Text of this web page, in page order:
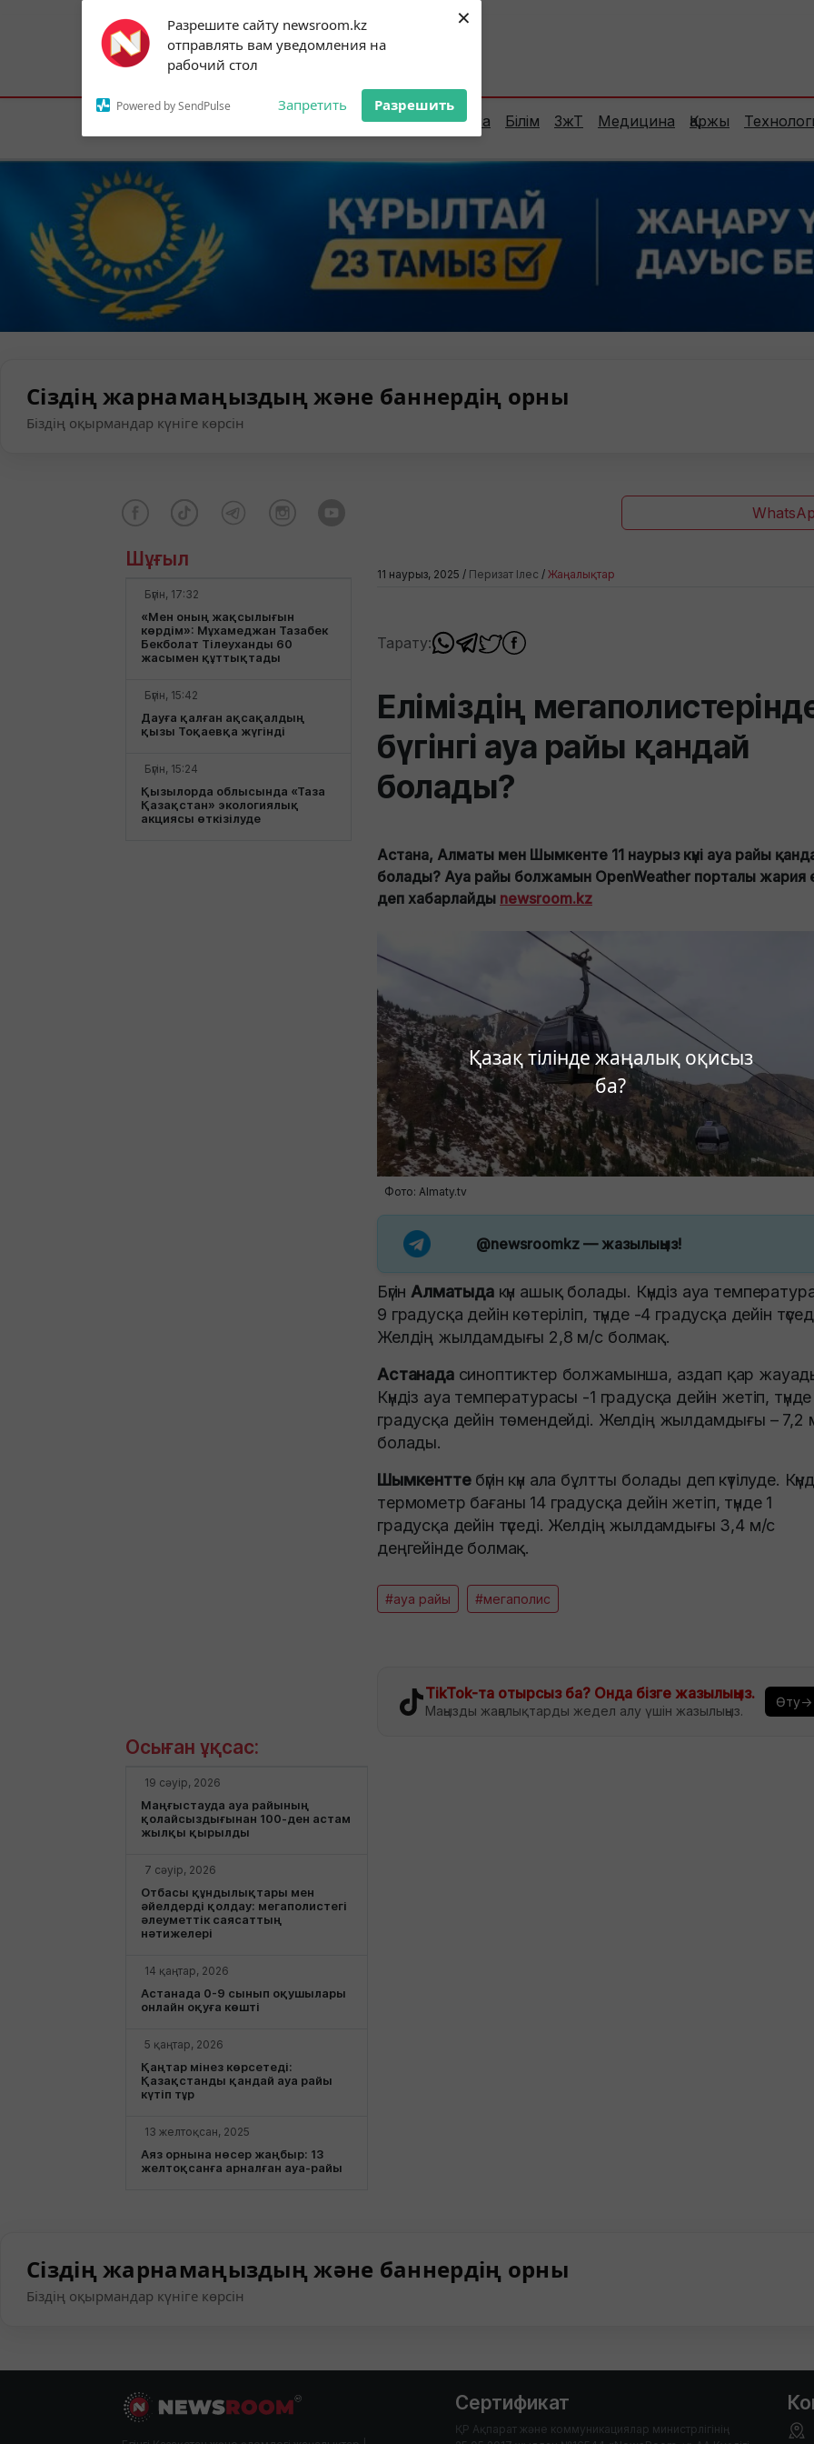
Разрешите сайту newsroom.kz
отправлять вам уведомления на
рабочий стол
Powered by SendPulse Запретить Разрешить
×
Қазақ тілінде жаңалық оқисыз
ба?
Subscribe to our
notifications!
To enable permission prompts, click on
the notification icon
Астана:19°C Алматы:25°C Шымкент:
Елорда Сараптама Білім ЗжТ Медицина Қаржы
Сіздің жарнамаңыздың және баннердің орны
Біздің оқырмандар күніге көрсін
Шұғыл
Бүгін, 17:32
«Мен оның жақсылығын
көрдім»: Мұхамеджан Тазабек
Бекболат Тілеуханды 60
жасымен құттықтады
Бүгін, 15:42
Дауға қалған ақсақалдың
қызы Тоқаевқа жүгінді
Бүгін, 15:24
Қызылорда облысында «Таза
Қазақстан» экологиялық
акциясы өткізілуде
11 наурыз, 2025 / Перизат Ілес / Жаңалықтар
Тарату:
Еліміздің
бүгінгі ауа райы қандай
болады?
Астана, Алматы мен Шымкенте 11 наурыз күні ауа райы
болады? Ауа райы болжамын OpenWeather порталы жария
деп хабарлайды newsroom.kz
Фото: Almaty.tv
@newsroomkz— жазылыңыз!
Бүгін Алматыдакүн ашық болады. Күндіз ауа
9 градусқа дейін көтеріліп, түнде -4 градусқа дейін
Желдің жылдамдығы 2,8 м/с болмақ.
Астанадасиноптиктер болжамынша, аздап қар
Күндіз ауа температурасы -1 градусқа дейін жетіп,
градусқа дейін төмендейді. Желдің жылдамдығы – 7,2
болады.
Шымкенттебүгін күн ала бұлтты болады деп күтілуде.
термометр бағаны 14 градусқа дейін жетіп, түнде 1
градусқа дейін түседі. Желдің жылдамдығы 3,4 м/с
деңгейінде болмақ.
#ауа райы #мегаполис
TikTok-та отырсыз ба? Онда бізге жазылыңыз.
Маңызды жаңалықтарды жедел алу үшін жазылыңыз.
Өту→
Осыған ұқсас:
19 сәуір, 2026
Маңғыстауда ауа райының
қолайсыздығынан 100-ден астам
жылқы қырылды
7 сәуір, 2026
Отбасы құндылықтары мен
әйелдерді қолдау: мегаполистегі
әлеуметтік саясаттың
нәтижелері
14 қаңтар, 2026
Астанада 0-9 сынып оқушылары
онлайн оқуға көшті
5 қаңтар, 2026
Қаңтар мінез көрсетеді:
Қазақстанды қандай ауа райы
күтіп тұр
13 желтоқсан, 2025
Аяз орнына нөсер жаңбыр: 13
желтоқсанға арналған ауа-райы
Сіздің жарнамаңыздың және баннердің орны
Біздің оқырмандар күніге көрсін
Сертификат
ҚР Ақпарат және коммуникациялар министрлігінің